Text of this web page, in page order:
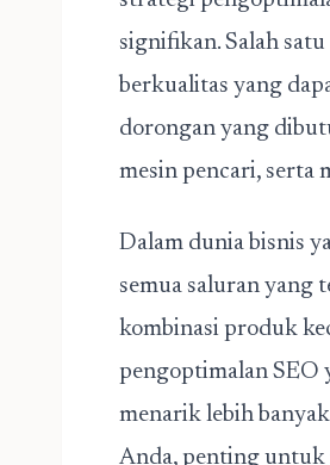
signifikan. Salah
berkualitas yang
dorongan yang
mesin pencari, serta
Dalam dunia bisnis
semua saluran yang
kombinasi produk
pengoptimalan SEO
menarik lebih
Anda, penting untuk